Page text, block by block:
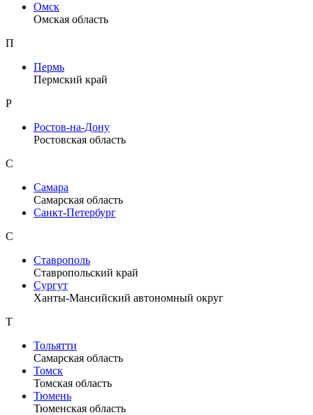
Омск
Омская область
П
Пермь
Пермский край
Р
Ростов-на-Дону
Ростовская область
С
Самара
Самарская область
Санкт-Петербург
С
Ставрополь
Ставропольский край
Сургут
Ханты-Мансийский автономный округ
Т
Тольятти
Самарская область
Томск
Томская область
Тюмень
Тюменская область